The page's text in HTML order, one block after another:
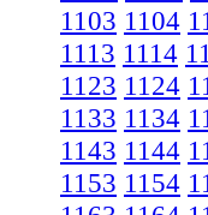
1103 1104
1113 1114
1123 1124
1133 1134
1143 1144
1153 1154